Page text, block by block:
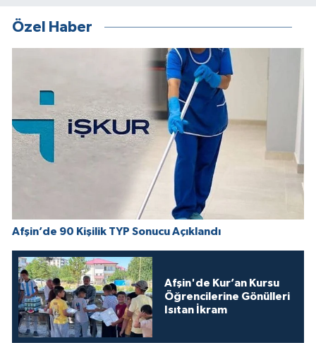
Özel Haber
Afşin’de 90 Kişilik TYP Sonucu Açıklandı
Afşin'de Kur’an Kursu
Öğrencilerine Gönülleri
Isıtan İkram